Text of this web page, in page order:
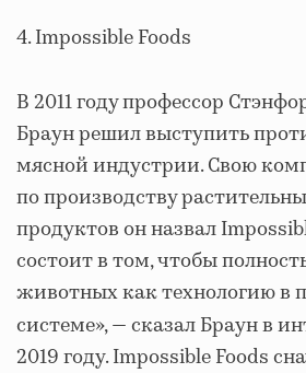
4. Impossible Foods
В 2011 году профессор
Браун решил выступить
мясной индустрии. Свою
по производству
продуктов он назвал
состоит в том, чтобы
животных как технологию в
системе», — сказал Браун в
2019 году. Impossible Foods